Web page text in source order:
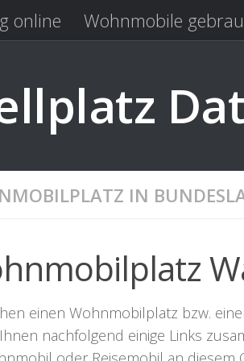
online Wohnmobile
IN
einen Wohnmobilplatz bzw.
nachfolgend einige Links